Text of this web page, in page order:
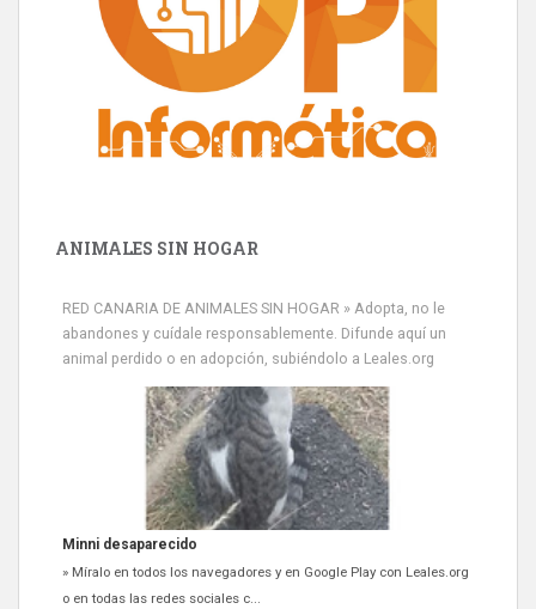
ANIMALES SIN HOGAR
RED CANARIA DE ANIMALES SIN HOGAR » Adopta, no le
abandones y cuídale responsablemente. Difunde aquí un
animal perdido o en adopción, subiéndolo a Leales.org
Minni desaparecido
» Míralo en todos los navegadores y en Google Play con Leales.org
o en todas las redes sociales c...